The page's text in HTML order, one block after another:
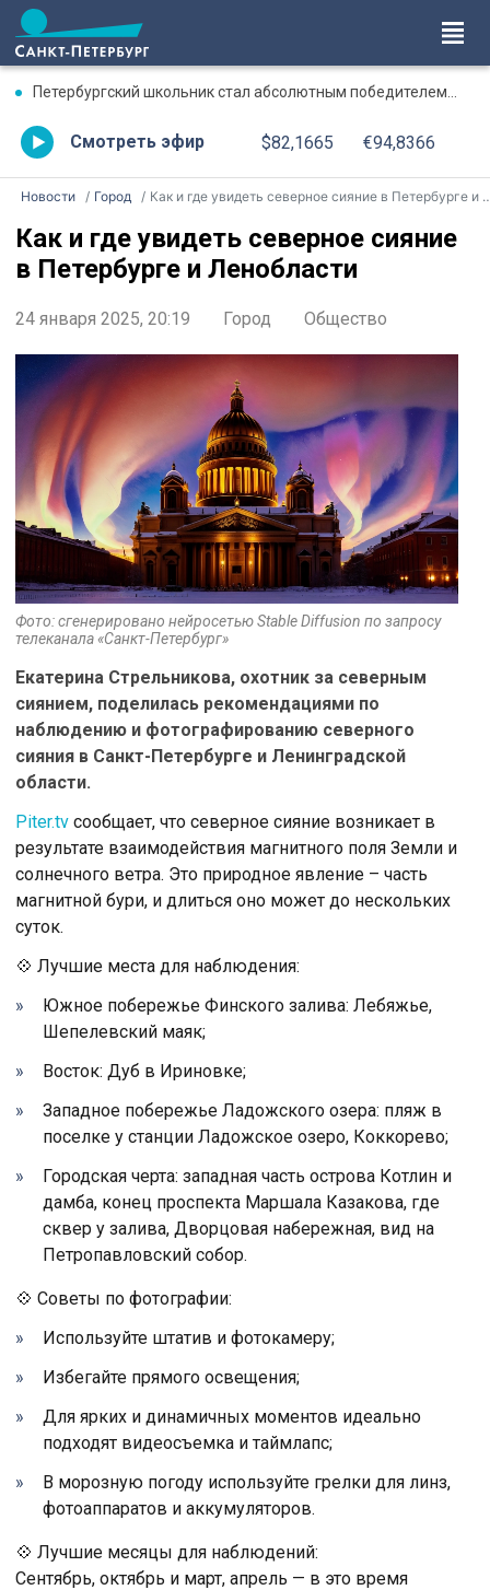
Петербургский школьник стал абсолютным победителем Международной олимпиады по ИИ
Смотреть эфир $82,1665 €94,8366
Новости Город Как и где увидеть северное сияние в Петербурге и Ленобласти
Как и где увидеть северное сияние
в Петербурге и Ленобласти
24 января 2025, 20:19 Город Общество
Фото: сгенерировано нейросетью Stable Diffusion по запросу
телеканала «Санкт-Петербург»
Екатерина Стрельникова, охотник за северным
сиянием, поделилась рекомендациями по
наблюдению и фотографированию северного
сияния в Санкт-Петербурге и Ленинградской
области.
Piter.tv сообщает, что северное сияние возникает в
результате взаимодействия магнитного поля Земли и
солнечного ветра. Это природное явление – часть
магнитной бури, и длиться оно может до нескольких
суток.
💠 Лучшие места для наблюдения:
Южное побережье Финского залива: Лебяжье,
Шепелевский маяк;
Восток: Дуб в Ириновке;
Западное побережье Ладожского озера: пляж в
поселке у станции Ладожское озеро, Коккорево;
Городская черта: западная часть острова Котлин и
дамба, конец проспекта Маршала Казакова, где
сквер у залива, Дворцовая набережная, вид на
Петропавловский собор.
💠 Советы по фотографии:
Используйте штатив и фотокамеру;
Избегайте прямого освещения;
Для ярких и динамичных моментов идеально
подходят видеосъемка и таймлапс;
В морозную погоду используйте грелки для линз,
фотоаппаратов и аккумуляторов.
💠 Лучшие месяцы для наблюдений:
Сентябрь, октябрь и март, апрель — в это время